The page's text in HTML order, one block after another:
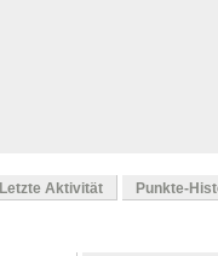
Letzte Aktivität Punkte-